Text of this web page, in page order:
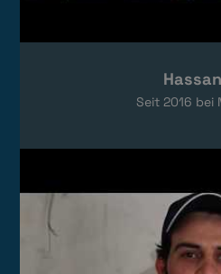
Das Video wird von
Seit 2016 bei